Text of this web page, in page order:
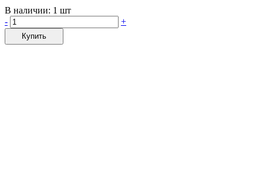
В наличии: 1 шт
-
+
Купить